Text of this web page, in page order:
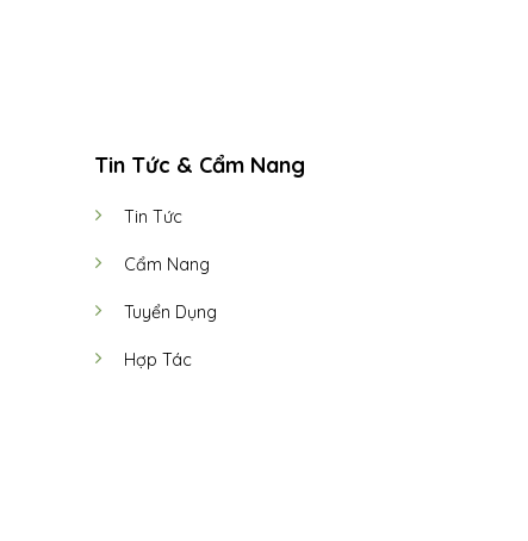
Tin Tức & Cẩm Nang
Tin Tức
Cẩm Nang
Tuyển Dụng
Hợp Tác